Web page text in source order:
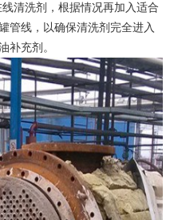
清洗剂，根据情况再加入适合
管线，以确保清洗剂完全进入
补充剂。